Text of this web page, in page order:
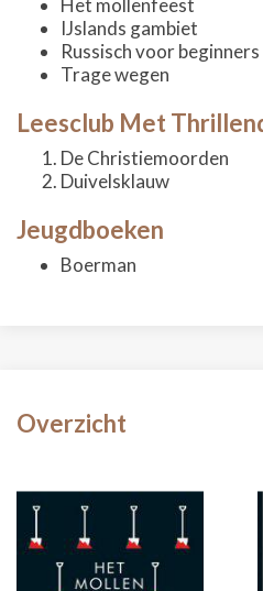
Het mollenfeest
IJslands gambiet
Russisch voor beginners
Trage wegen
Leesclub Met
De Christiemoorden
Duivelsklauw
Jeugdboeken
Boerman
Overzicht